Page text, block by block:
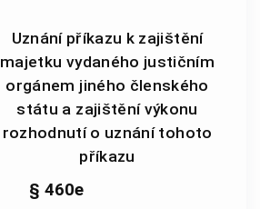
Uznání příkazu k zajištění
majetku vydaného justičním
orgánem jiného členského
státu a zajištění výkonu
rozhodnutí o uznání tohoto
příkazu
§ 460e